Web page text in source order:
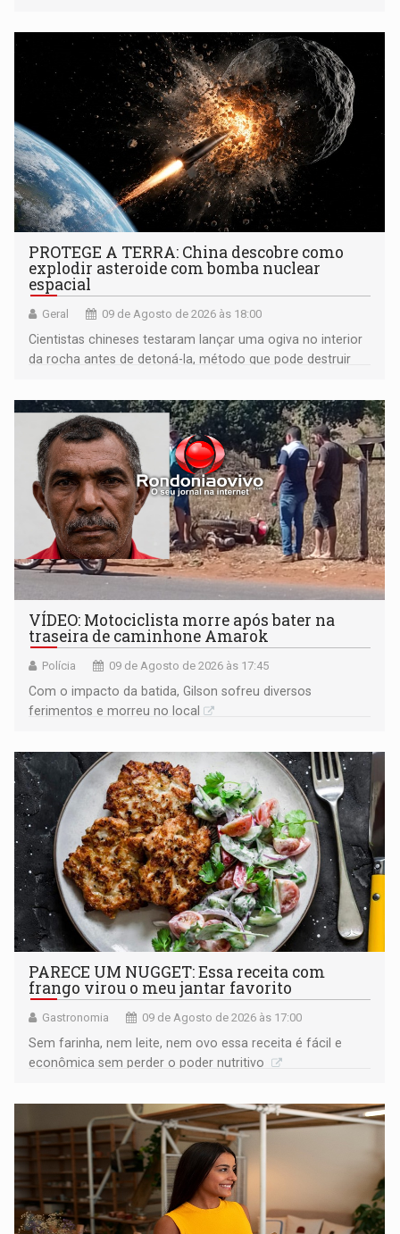
PROTEGE A TERRA: China descobre como
explodir asteroide com bomba nuclear
espacial
Geral 09 de Agosto de 2026 às 18:00
Cientistas chineses testaram lançar uma ogiva no interior
da rocha antes de detoná-la, método que pode destruir
VÍDEO: Motociclista morre após bater na
traseira de caminhone Amarok
Polícia 09 de Agosto de 2026 às 17:45
​Com o impacto da batida, Gilson sofreu diversos
ferimentos e morreu no local
PARECE UM NUGGET: Essa receita com
frango virou o meu jantar favorito
Gastronomia 09 de Agosto de 2026 às 17:00
Sem farinha, nem leite, nem ovo essa receita é fácil e
econômica sem perder o poder nutritivo